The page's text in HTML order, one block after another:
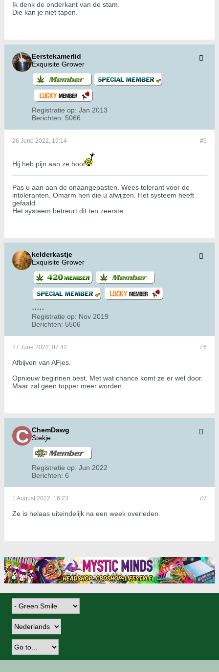
Ik denk de onderkant van de stam.
Die kan je niet tapen.
Eerstekamerlid
Exquisite Grower
Registratie op: Jan 2013
Berichten: 5066
#5
26 June 2022, 19:14
Hij heb pijn aan ze hoof
Pas u aan aan de onaangepasten. Wees tolerant voor de
intoleranten. Omarm hen die u afwijzen. Het systeem heeft
gefaald.
Het systeem betreurt dit ten zeerste.
kelderkastje
Exquisite Grower
Registratie op: Nov 2019
Berichten: 5506
#6
27 June 2022, 07:42
Afbijven van AFjes.
Opnieuw beginnen best. Met wat chance komt ze er wel door.
Maar zal geen topper meer worden.
ChemDawg
Stekje
Registratie op: Jun 2022
Berichten: 6
#7
1 August 2022, 16:23
Ze is helaas uiteindelijk na een week overleden.